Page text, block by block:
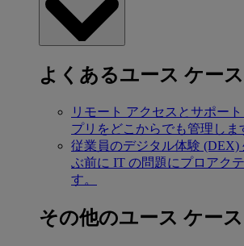
よくあるユース ケース
リモート アクセスとサポート
プリをどこからでも管理しま
従業員のデジタル体験 (DEX)
ぶ前に IT の問題にプロアク
す。
その他のユース ケース